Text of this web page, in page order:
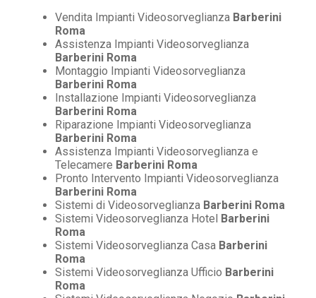
Vendita Impianti Videosorveglianza Barberini
Roma
Assistenza Impianti Videosorveglianza
Barberini Roma
Montaggio Impianti Videosorveglianza
Barberini Roma
Installazione Impianti Videosorveglianza
Barberini Roma
Riparazione Impianti Videosorveglianza
Barberini Roma
Assistenza Impianti Videosorveglianza e
Telecamere Barberini Roma
Pronto Intervento Impianti Videosorveglianza
Barberini Roma
Sistemi di Videosorveglianza Barberini Roma
Sistemi Videosorveglianza Hotel Barberini
Roma
Sistemi Videosorveglianza Casa Barberini
Roma
Sistemi Videosorveglianza Ufficio Barberini
Roma